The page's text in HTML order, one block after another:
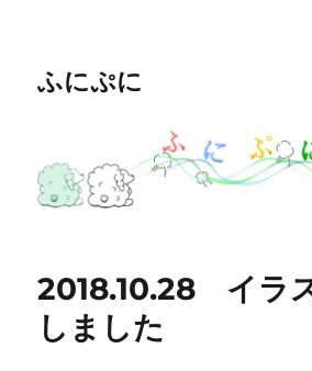
ふにぷに
2018.10.28 イラ
しました